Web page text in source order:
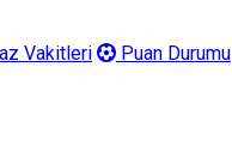
Vakitleri
Puan Durumu